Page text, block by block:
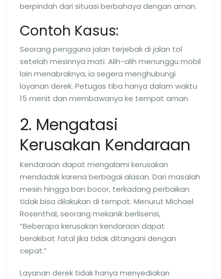
berpindah dari situasi berbahaya dengan aman.
Contoh Kasus:
Seorang pengguna jalan terjebak di jalan tol
setelah mesinnya mati. Alih-alih menunggu mobil
lain menabraknya, ia segera menghubungi
layanan derek. Petugas tiba hanya dalam waktu
15 menit dan membawanya ke tempat aman.
2. Mengatasi
Kerusakan Kendaraan
Kendaraan dapat mengalami kerusakan
mendadak karena berbagai alasan. Dari masalah
mesin hingga ban bocor, terkadang perbaikan
tidak bisa dilakukan di tempat. Menurut Michael
Rosenthal, seorang mekanik berlisensi,
“Beberapa kerusakan kendaraan dapat
berakibat fatal jika tidak ditangani dengan
cepat.”
Layanan derek tidak hanya menyediakan